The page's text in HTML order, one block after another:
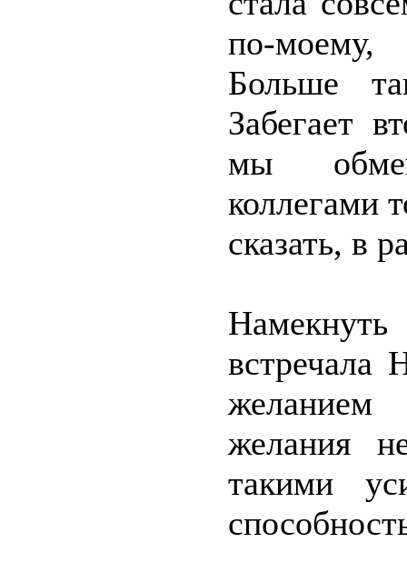
по-моему,
Больше
Забегает
мы
коллегами
сказать, в
встречала
желания
такими